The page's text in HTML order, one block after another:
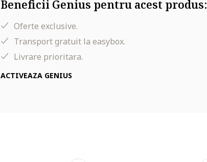
Beneficii Genius pentru acest produs:
Oferte exclusive.
Transport gratuit la easybox.
Livrare prioritara.
ACTIVEAZA GENIUS